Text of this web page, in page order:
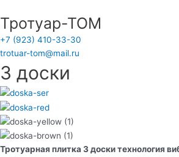
к
содержимому
Тротуар-ТОМ
+7 (923) 410-33-30
trotuar-tom@mail.ru
3 доски
Тротуарная плитка3 доскитехнология